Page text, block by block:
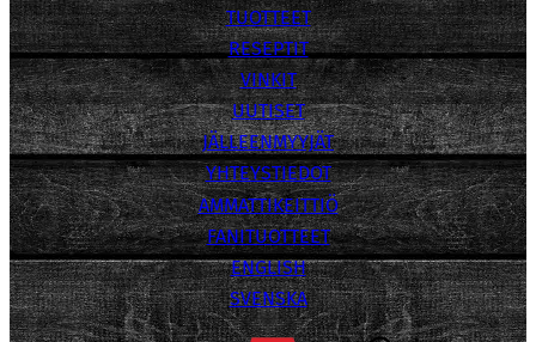
TUOTTEET
RESEPTIT
VINKIT
UUTISET
JÄLLEENMYYJÄT
YHTEYSTIEDOT
AMMATTIKEITTIÖ
FANITUOTTEET
ENGLISH
SVENSKA